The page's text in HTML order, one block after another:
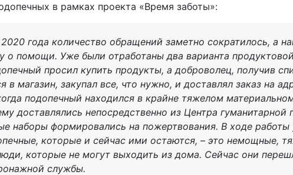
в рамках проекта «Время заботы»:
года количество обращений заметно сократилось, а
о помощи. Уже были отработаны два варианта
просил купить продукты, а доброволец, получив
в магазин, закупал все, что нужно, и доставлял заказ на
подопечный находился в крайне тяжелом
доставлялись непосредственно из Центра
наборы формировались на пожертвования. В ходе работы
которые и сейчас ими остаются, – это немощные,
которые не могут выходить из дома. Сейчас они
службы.